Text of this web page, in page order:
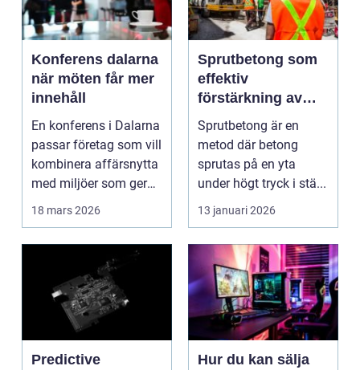
Konferens dalarna
när möten får mer
innehåll
En konferens i Dalarna
passar företag som vill
kombinera affärsnytta
med miljöer som ger
lugn, fokus...
18 mars 2026
Sprutbetong som
effektiv
förstärkning av
berg och betong
Sprutbetong är en
metod där betong
sprutas på en yta
under högt tryck i stä...
13 januari 2026
Predictive
Hur du kan sälja